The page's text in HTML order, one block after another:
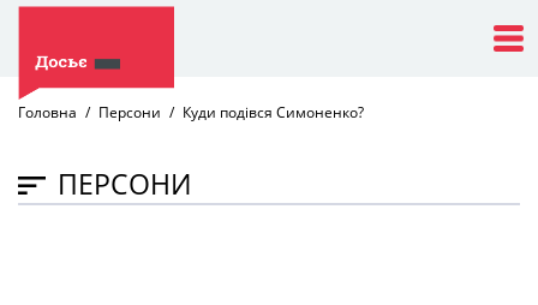
Головна Персони Куди подівся Симоненко?
ПЕРСОНИ